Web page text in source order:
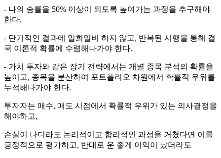
- 나의 승률을 50% 이상이 되도록 높여가는 과정을 추구해야
한다.
- 단기적인 결과에 일희일비 하지 않고, 반복된 시행을 통해 결
국 이론적 확률에 수렴해나가야 한다.
- 가치 투자와 같은 장기 전략에서는 개별 종목 분석의 확률을
높이고, 종목을 분산하여 포트폴리오 차원에서 확률적 우위를
누적해나가야 한다.
투자자는 매수, 매도 시점에서 확률적 우위가 있는 의사결정을
해야하고,
손실이 나더라도 논리적이고 합리적인 과정을 거쳤다면 이를
긍정적으로 평가하고, 반대로 운 좋게 이익이 났더라도